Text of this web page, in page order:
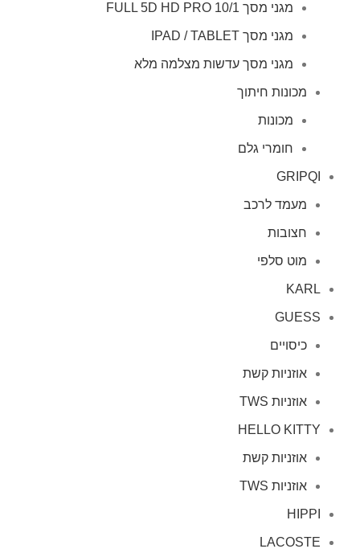
מגני מסך FULL 5D HD PRO 10/1
מגני מסך IPAD / TABLET
מגני מסך עדשות מצלמה מלא
מכונות חיתוך
מכונות
חומרי גלם
GRIPQI
מעמד לרכב
חצובות
מוט סלפי
KARL
GUESS
כיסויים
אוזניות קשת
אוזניות TWS
HELLO KITTY
אוזניות קשת
אוזניות TWS
HIPPI
LACOSTE